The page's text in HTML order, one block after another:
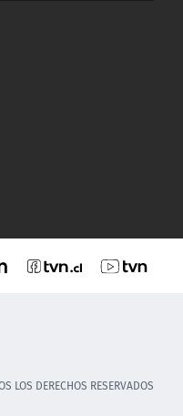
LOS DERECHOS RESERVADOS